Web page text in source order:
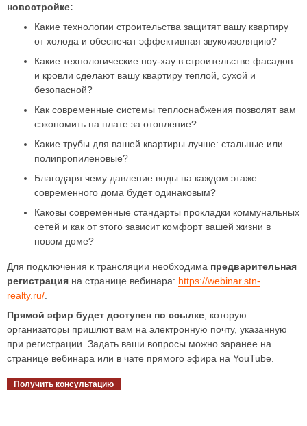
новостройке:
Какие технологии строительства защитят вашу квартиру
от холода и обеспечат эффективная звукоизоляцию?
Какие технологические ноу-хау в строительстве фасадов
и кровли сделают вашу квартиру теплой, сухой и
безопасной?
Как современные системы теплоснабжения позволят вам
сэкономить на плате за отопление?
Какие трубы для вашей квартиры лучше: стальные или
полипропиленовые?
Благодаря чему давление воды на каждом этаже
современного дома будет одинаковым?
Каковы современные стандарты прокладки коммунальных
сетей и как от этого зависит комфорт вашей жизни в
новом доме?
Для подключения к трансляции необходима предварительная
регистрация на странице вебинара: https://webinar.stn-
realty.ru/
Прямой эфир будет доступен по ссылке , которую
организаторы пришлют вам на электронную почту, указанную
при регистрации. Задать ваши вопросы можно заранее на
странице вебинара или в чате прямого эфира на YouTube
Получить консультацию